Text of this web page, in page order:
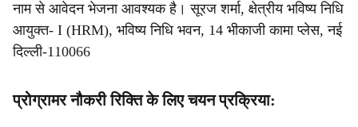
नाम से आवेदन भेजना आवश्यक है। सूरज शर्मा, क्षेत्रीय भविष्य निधि
आयुक्त- I (HRM), भविष्य निधि भवन, 14 भीकाजी कामा प्लेस, नई
दिल्ली-110066
प्रोग्रामर नौकरी रिक्ति के लिए चयन प्रक्रिया: